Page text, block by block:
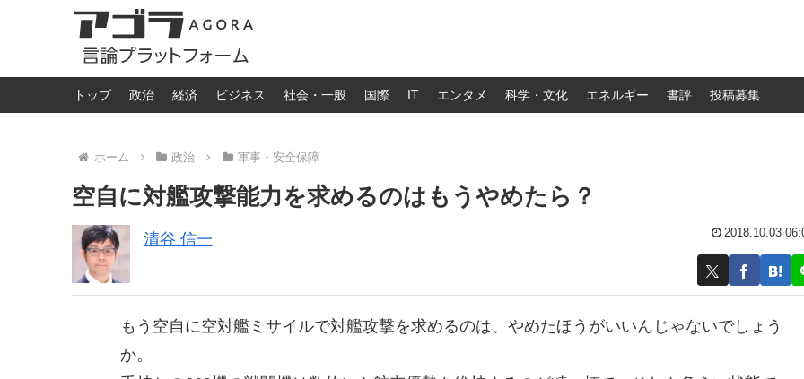
トップ 政治 経済 ビジネス 社会・一般 国際 IT エンタメ 科学・文化 エネルギー 書評 投稿募集
ホーム 政治 軍事・安全保障
空自に対艦攻撃能力を求めるのはもうやめたら？
清谷 信一 2018.10.03
もう空自に空対艦ミサイルで対艦攻撃を求めるのは、やめたほうがいいんじゃないでしょう
か。